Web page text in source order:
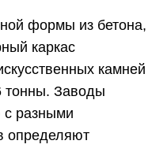
формы из бетона,
каркас
камней
тонны. Заводы
с разными
определяют